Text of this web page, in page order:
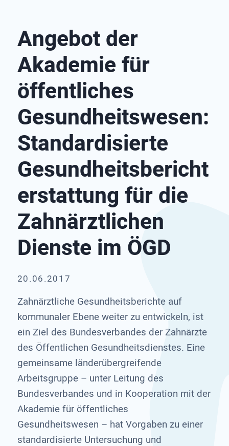
Angebot der
Akademie für
öffentliches
Gesundheitswesen:
Standardisierte
Gesundheitsbericht
erstattung für die
Zahnärztlichen
Dienste im ÖGD
20.06.2017
Zahnärztliche Gesundheitsberichte auf
kommunaler Ebene weiter zu entwickeln, ist
ein Ziel des Bundesverbandes der Zahnärzte
des Öffentlichen Gesundheitsdienstes. Eine
gemeinsame länderübergreifende
Arbeitsgruppe – unter Leitung des
Bundesverbandes und in Kooperation mit der
Akademie für öffentliches
Gesundheitswesen – hat Vorgaben zu einer
standardisierte Untersuchung und